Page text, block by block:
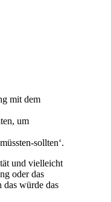
mit dem
um
sollten‘.
und vielleicht
oder das
das würde das